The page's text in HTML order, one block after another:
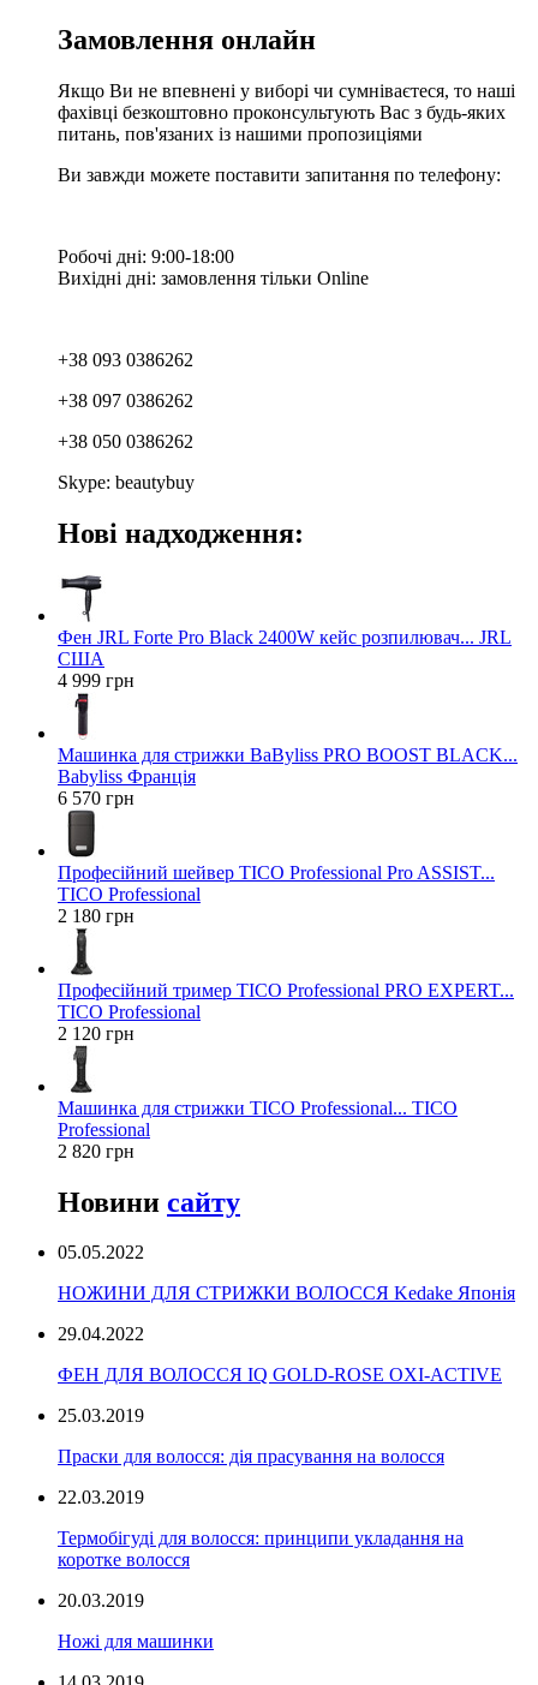
Замовлення онлайн
Якщо Ви не впевнені у виборі чи сумніваєтеся, то наші
фахівці безкоштовно проконсультують Вас з будь-яких
питань, пов'язаних із нашими пропозиціями
Ви завжди можете поставити запитання по телефону:
Робочі дні: 9:00-18:00
Вихідні дні: замовлення тільки Online
+38 093 0386262
+38 097 0386262
+38 050 0386262
Skype: beautybuy
Нові надходження:
Фен JRL Forte Pro Black 2400W кейс розпилювач... JRL
США
4 999 грн
Машинка для стрижки BaByliss PRO BOOST BLACK...
Babyliss Франція
6 570 грн
Професійний шейвер TICO Professional Pro ASSIST...
TICO Professional
2 180 грн
Професійний тример TICO Professional PRO EXPERT...
TICO Professional
2 120 грн
Машинка для стрижки TICO Professional... TICO
Professional
2 820 грн
Новини сайту
05.05.2022
НОЖИНИ ДЛЯ СТРИЖКИ ВОЛОССЯ Kedake Японія
29.04.2022
ФЕН ДЛЯ ВОЛОССЯ IQ GOLD-ROSE OXI-ACTIVE
25.03.2019
Праски для волосся: дія прасування на волосся
22.03.2019
Термобігуді для волосся: принципи укладання на
коротке волосся
20.03.2019
Ножі для машинки